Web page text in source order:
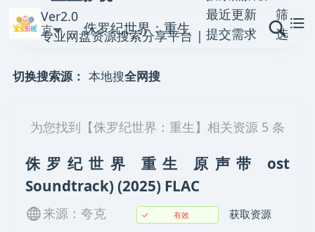
Ver2.0
专业网盘资源搜索分享平台 |
最近更新
提交需求
筛
选
夸克
切换搜索源： 本地搜全网搜
为您找到【侏罗纪世界：重生】相关资源 5 条
侏罗纪世界 重生 原声带 ost
Soundtrack) (2025) FLAC
来源：夸克 ✓ 有效 获取资源